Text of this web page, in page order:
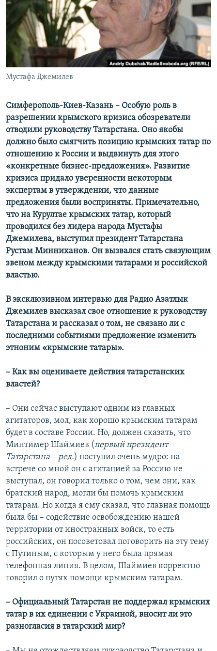
ПОБЕДИТЕЛЕЙ НЕ СУДЯТ?
КРЫМ.НЕПОКОРЕННЫЙ
ELIFBE
УКРАИНСКАЯ ПРОБЛЕМА КРЫМА
ПРИСОЕДИНЯЙТЕСЬ!
Все сайты RFE/RL
Мустафа Джемилев
Симферополь-Киев-Казань – Особую роль в
разрешении крымского кризиса обозреватели
отводили руководству Татарстана. Оно якобы
должно было смягчить позицию крымских татар по
отношению к России и выдвинуть для этого
«конкретные бизнес-предложения». Развитие
кризиса придало уверенности некоторым
экспертам в утверждении, что данные
предложения были восприняты. Примечательно,
что на Курултае крымских татар, который
проводился без лидера народа Мустафы
Джемилева, выступил президент Татарстана
Рустам Минниханов. Он вызвался стать связующим
звеном между крымскими татарами и российской
властью.
В эксклюзивном интервью для Радио Азатлык
Джемилев высказал свое отношение к руководству
Татарстана и рассказал о том, не связано ли с
последними событиями предложение изменить
этноним «крымские татары».
– Как вы оцениваете действия татарстанских
властей?
– Они сейчас выступают одним из главных
агитаторов, мол, как хорошо крымским татарам
будет в составе России. Но, должен сказать, что
Минтимер Шаймиев (первый президент
Татарстана – ред.) поступил очень мудро: на
встрече со мной он с агитацией за Россию не
выступал, он говорил только о том, чем они, как
братский народ, могли бы помочь крымским
татарам. Но когда я ему сказал, что главная помощь
была бы – содействие освобождению нашей
территории от иностранных войск, то есть
российских, он посоветовал поговорить на эту тему
с Путиным, с которым у него была прямая
телефонная линия. В целом, Шаймиев корректно
говорил о путях помощи крымским татарам.
– Официальный Татарстан не поддержал крымских
татар в их единении с Украиной, вносит ли это
разногласия в татарский мир?